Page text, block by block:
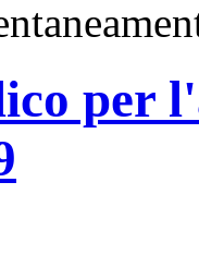
per